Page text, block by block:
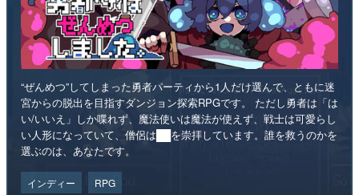
“ぜんめつ”してしまった勇者パーティから1人だけ選んで、ともに迷
宮からの脱出を目指すダンジョン探索RPGです。 ただし勇者は「は
い/いいえ」しか喋れず、魔法使いは魔法が使えず、戦士は可愛らし
い人形になっていて、僧侶は██を崇拝しています。誰を救うのかを
選ぶのは、あなたです。
インディー RPG